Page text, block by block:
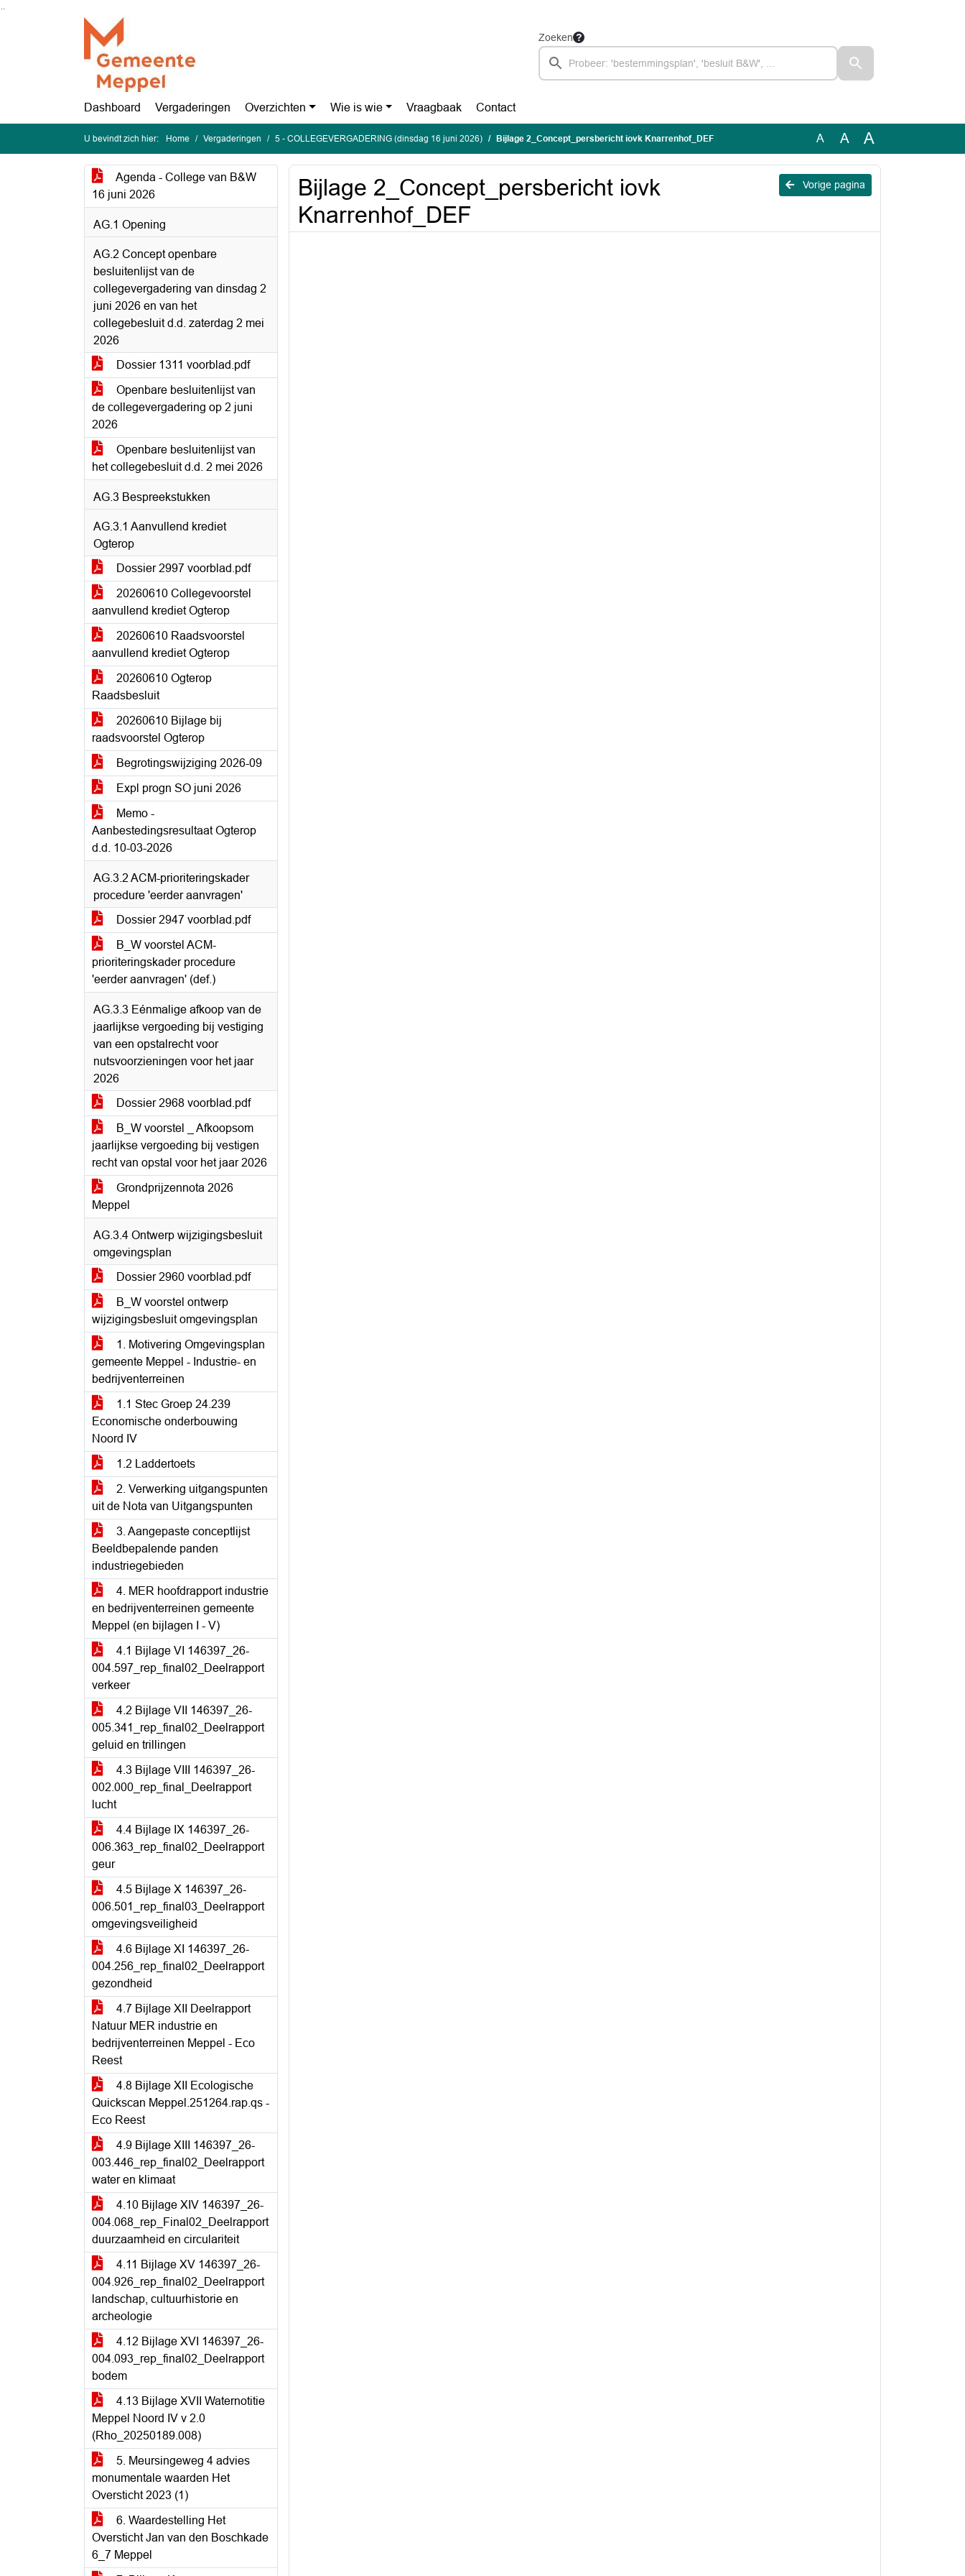
Ga naar de inhoud van deze pagina
Ga naar het zoeken
Ga naar het menu
Zoeken
Dashboard Vergaderingen Overzichten Wie is wie Vraagbaak Contact
U bevindt zich hier: Home Vergaderingen 5 - COLLEGEVERGADERING (dinsdag 16 juni 2026) Bijlage 2_Concept_persbericht iovk Knarrenhof_DEF A A A
Agenda - College van B&W
16 juni 2026
AG.1 Opening
AG.2 Concept openbare
besluitenlijst van de
collegevergadering van dinsdag 2
juni 2026 en van het
collegebesluit d.d. zaterdag 2 mei
2026
Dossier 1311 voorblad.pdf
Openbare besluitenlijst van
de collegevergadering op 2 juni
2026
Openbare besluitenlijst van
het collegebesluit d.d. 2 mei 2026
AG.3 Bespreekstukken
AG.3.1 Aanvullend krediet
Ogterop
Dossier 2997 voorblad.pdf
20260610 Collegevoorstel
aanvullend krediet Ogterop
20260610 Raadsvoorstel
aanvullend krediet Ogterop
20260610 Ogterop
Raadsbesluit
20260610 Bijlage bij
raadsvoorstel Ogterop
Begrotingswijziging 2026-09
Expl progn SO juni 2026
Memo -
Aanbestedingsresultaat Ogterop
d.d. 10-03-2026
AG.3.2 ACM-prioriteringskader
procedure 'eerder aanvragen'
Dossier 2947 voorblad.pdf
B_W voorstel ACM-
prioriteringskader procedure
'eerder aanvragen' (def.)
AG.3.3 Eénmalige afkoop van de
jaarlijkse vergoeding bij vestiging
van een opstalrecht voor
nutsvoorzieningen voor het jaar
2026
Dossier 2968 voorblad.pdf
B_W voorstel _ Afkoopsom
jaarlijkse vergoeding bij vestigen
recht van opstal voor het jaar 2026
Grondprijzennota 2026
Meppel
AG.3.4 Ontwerp wijzigingsbesluit
omgevingsplan
Dossier 2960 voorblad.pdf
B_W voorstel ontwerp
wijzigingsbesluit omgevingsplan
1. Motivering Omgevingsplan
gemeente Meppel - Industrie- en
bedrijventerreinen
1.1 Stec Groep 24.239
Economische onderbouwing
Noord IV
1.2 Laddertoets
2. Verwerking uitgangspunten
uit de Nota van Uitgangspunten
3. Aangepaste conceptlijst
Beeldbepalende panden
industriegebieden
4. MER hoofdrapport industrie
en bedrijventerreinen gemeente
Meppel (en bijlagen I - V)
4.1 Bijlage VI 146397_26-
004.597_rep_final02_Deelrapport
verkeer
4.2 Bijlage VII 146397_26-
005.341_rep_final02_Deelrapport
geluid en trillingen
4.3 Bijlage VIII 146397_26-
002.000_rep_final_Deelrapport
lucht
4.4 Bijlage IX 146397_26-
006.363_rep_final02_Deelrapport
geur
4.5 Bijlage X 146397_26-
006.501_rep_final03_Deelrapport
omgevingsveiligheid
4.6 Bijlage XI 146397_26-
004.256_rep_final02_Deelrapport
gezondheid
4.7 Bijlage XII Deelrapport
Natuur MER industrie en
bedrijventerreinen Meppel - Eco
Reest
4.8 Bijlage XII Ecologische
Quickscan Meppel.251264.rap.qs -
Eco Reest
4.9 Bijlage XIII 146397_26-
003.446_rep_final02_Deelrapport
water en klimaat
4.10 Bijlage XIV 146397_26-
004.068_rep_Final02_Deelrapport
duurzaamheid en circulariteit
4.11 Bijlage XV 146397_26-
004.926_rep_final02_Deelrapport
landschap, cultuurhistorie en
archeologie
4.12 Bijlage XVI 146397_26-
004.093_rep_final02_Deelrapport
bodem
4.13 Bijlage XVII Waternotitie
Meppel Noord IV v 2.0
(Rho_20250189.008)
5. Meursingeweg 4 advies
monumentale waarden Het
Oversticht 2023 (1)
6. Waardestelling Het
Oversticht Jan van den Boschkade
6_7 Meppel
Vorige pagina
Bijlage 2_Concept_persbericht iovk
Knarrenhof_DEF